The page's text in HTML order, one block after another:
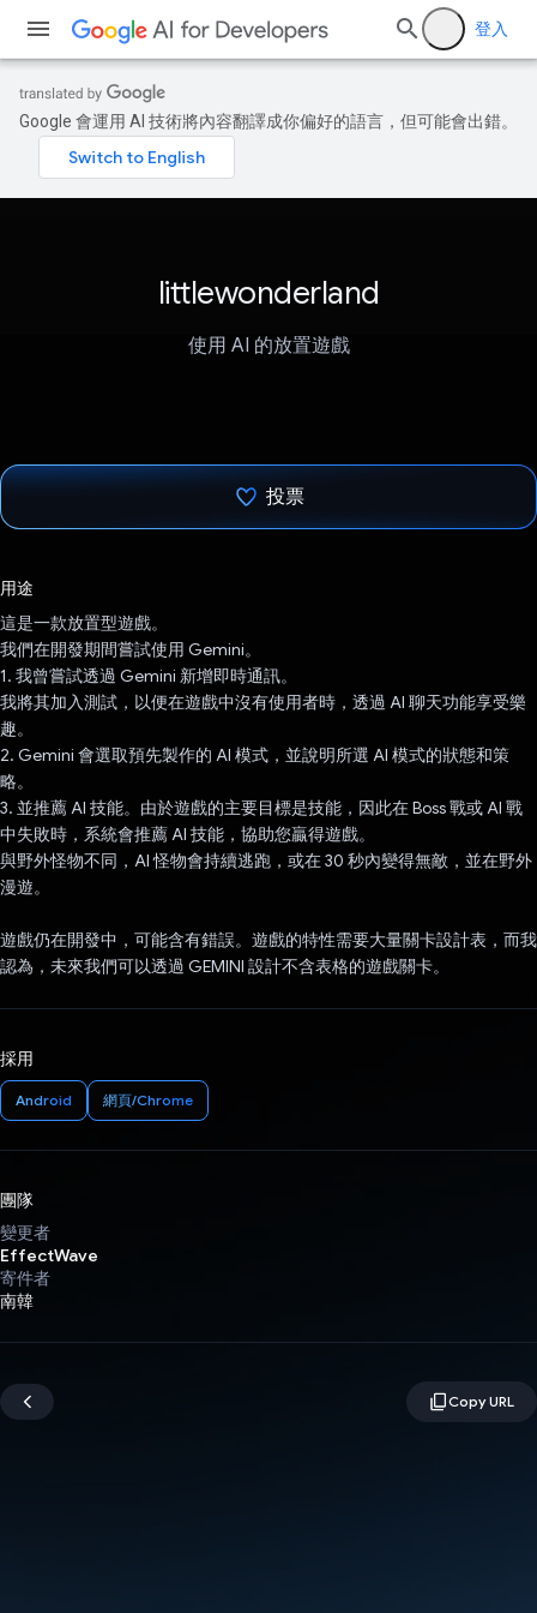
登入
Google 會運用 AI 技術將內容翻譯成你偏好的語言，但可能會出錯。
littlewonderland
使用 AI 的放置遊戲
投票
用途
這是一款放置型遊戲。
我們在開發期間嘗試使用 Gemini。
1. 我曾嘗試透過 Gemini 新增即時通訊。
我將其加入測試，以便在遊戲中沒有使用者時，透過 AI 聊天功能享受樂
趣。
2. Gemini 會選取預先製作的 AI 模式，並說明所選 AI 模式的狀態和策
略。
3. 並推薦 AI 技能。由於遊戲的主要目標是技能，因此在 Boss 戰或 AI 戰
中失敗時，系統會推薦 AI 技能，協助您贏得遊戲。
與野外怪物不同，AI 怪物會持續逃跑，或在 30 秒內變得無敵，並在野外
漫遊。
遊戲仍在開發中，可能含有錯誤。遊戲的特性需要大量關卡設計表，而我
認為，未來我們可以透過 GEMINI 設計不含表格的遊戲關卡。
採用
Android 網頁/Chrome
團隊
變更者
EffectWave
寄件者
南韓